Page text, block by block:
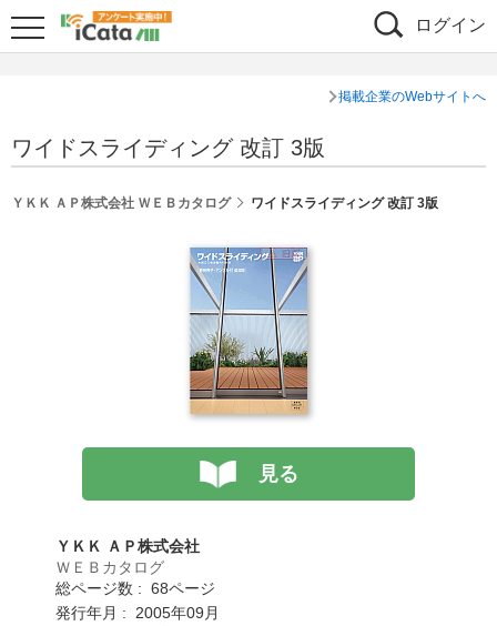
ログイン
掲載企業のWebサイトへ
ワイドスライディング 改訂 3版
ＹＫＫ ＡＰ株式会社 ＷＥＢカタログ ワイドスライディング 改訂 3版
見る
ＹＫＫ ＡＰ株式会社
ＷＥＢカタログ
総ページ数 : 68ページ
発行年月 : 2005年09月